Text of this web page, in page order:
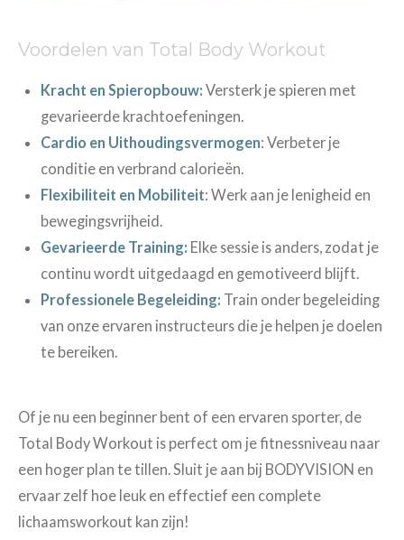
Voordelen van Total Body Workout
Kracht en Spieropbouw: Versterk je spieren met
gevarieerde krachtoefeningen.
Cardio en Uithoudingsvermogen: Verbeter je
conditie en verbrand calorieën.
Flexibiliteit en Mobiliteit: Werk aan je lenigheid en
bewegingsvrijheid.
Gevarieerde Training: Elke sessie is anders, zodat je
continu wordt uitgedaagd en gemotiveerd blijft.
Professionele Begeleiding: Train onder begeleiding
van onze ervaren instructeurs die je helpen je doelen
te bereiken.
Of je nu een beginner bent of een ervaren sporter, de
Total Body Workout is perfect om je fitnessniveau naar
een hoger plan te tillen. Sluit je aan bij BODYVISION en
ervaar zelf hoe leuk en effectief een complete
lichaamsworkout kan zijn!